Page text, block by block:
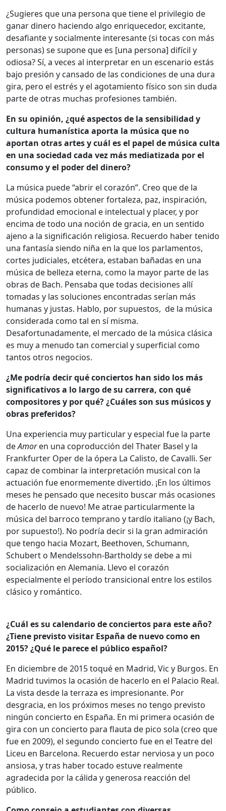
¿Sugieres que una persona que tiene el privilegio de
ganar dinero haciendo algo enriquecedor, excitante,
desafiante y socialmente interesante (si tocas con más
personas) se supone que es [una persona] difícil y
odiosa? Sí, a veces al interpretar en un escenario estás
bajo presión y cansado de las condiciones de una dura
gira, pero el estrés y el agotamiento físico son sin duda
parte de otras muchas profesiones también.
En su opinión, ¿qué aspectos de la sensibilidad y
cultura humanística aporta la música que no
aportan otras artes y cuál es el papel de música culta
en una sociedad cada vez más mediatizada por el
consumo y el poder del dinero?
La música puede “abrir el corazón”. Creo que de la
música podemos obtener fortaleza, paz, inspiración,
profundidad emocional e intelectual y placer, y por
encima de todo una noción de gracia, en un sentido
ajeno a la significación religiosa. Recuerdo haber tenido
una fantasía siendo niña en la que los parlamentos,
cortes judiciales, etcétera, estaban bañadas en una
música de belleza eterna, como la mayor parte de las
obras de Bach. Pensaba que todas decisiones allí
tomadas y las soluciones encontradas serían más
humanas y justas. Hablo, por supuestos, de la música
considerada como tal en sí misma.
Desafortunadamente, el mercado de la música clásica
es muy a menudo tan comercial y superficial como
tantos otros negocios.
¿Me podría decir qué conciertos han sido los más
significativos a lo largo de su carrera, con qué
compositores y por qué? ¿Cuáles son sus músicos y
obras preferidos?
Una experiencia muy particular y especial fue la parte
deAmoren una coproducción del Thater Basel y la
Frankfurter Oper de la ópera La Calisto, de Cavalli. Ser
capaz de combinar la interpretación musical con la
actuación fue enormemente divertido. ¡En los últimos
meses he pensado que necesito buscar más ocasiones
de hacerlo de nuevo! Me atrae particularmente la
música del barroco temprano y tardío italiano (¡y Bach,
por supuesto!). No podría decir si la gran admiración
que tengo hacia Mozart, Beethoven, Schumann,
Schubert o Mendelssohn-Bartholdy se debe a mi
socialización en Alemania. Llevo el corazón
especialmente el período transicional entre los estilos
clásico y romántico.
¿Cuál es su calendario de conciertos para este año?
¿Tiene previsto visitar España de nuevo como en
2015? ¿Qué le parece el público español?
En diciembre de 2015 toqué en Madrid, Vic y Burgos. En
Madrid tuvimos la ocasión de hacerlo en el Palacio Real.
La vista desde la terraza es impresionante. Por
desgracia, en los próximos meses no tengo previsto
ningún concierto en España. En mi primera ocasión de
gira con un concierto para flauta de pico sola (creo que
fue en 2009), el segundo concierto fue en el Teatre del
Liceu en Barcelona. Recuerdo estar nerviosa y un poco
ansiosa, y tras haber tocado estuve realmente
agradecida por la cálida y generosa reacción del
público.